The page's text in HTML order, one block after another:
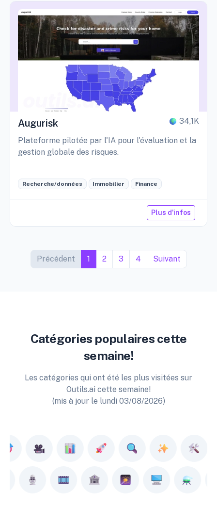
Augurisk 34,1K
Plateforme pilotée par l'IA pour l'évaluation et la
gestion globale des risques.
Recherche/données Immobilier Finance
Plus d'infos
Précédent 1 2 3 4 Suivant
Catégories populaires cette
semaine!
Les catégories qui ont été les plus visitées sur
Outils.ai cette semaine!
(mis à jour le lundi 03/08/2026)